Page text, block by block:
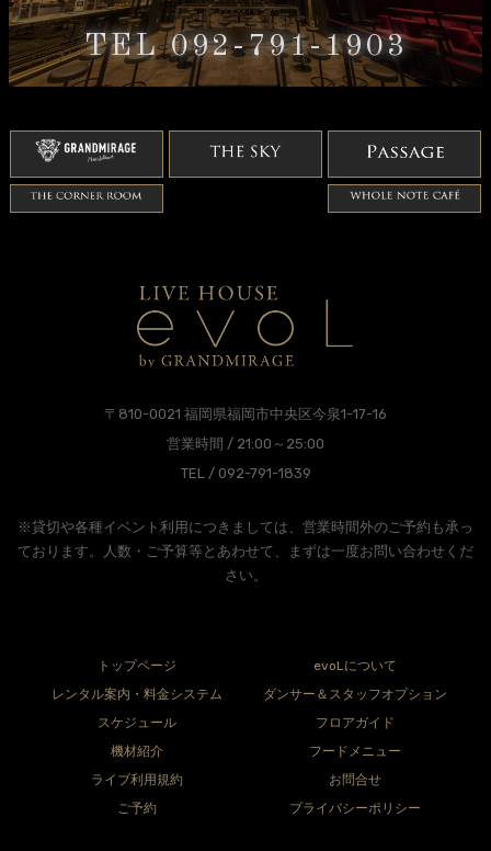
TEL 092-791-1903
〒810-0021 福岡県福岡市中央区今泉1-17-16
営業時間 / 21:00～25:00
TEL / 092-791-1839
※貸切や各種イベント利用につきましては、営業時間外のご予約も承っ
ております。人数・ご予算等とあわせて、まずは一度お問い合わせくだ
さい。
トップページ
evoLについて
レンタル案内・料金システム
ダンサー＆スタッフオプション
スケジュール
フロアガイド
機材紹介
フードメニュー
ライブ利用規約
お問合せ
ご予約
プライバシーポリシー